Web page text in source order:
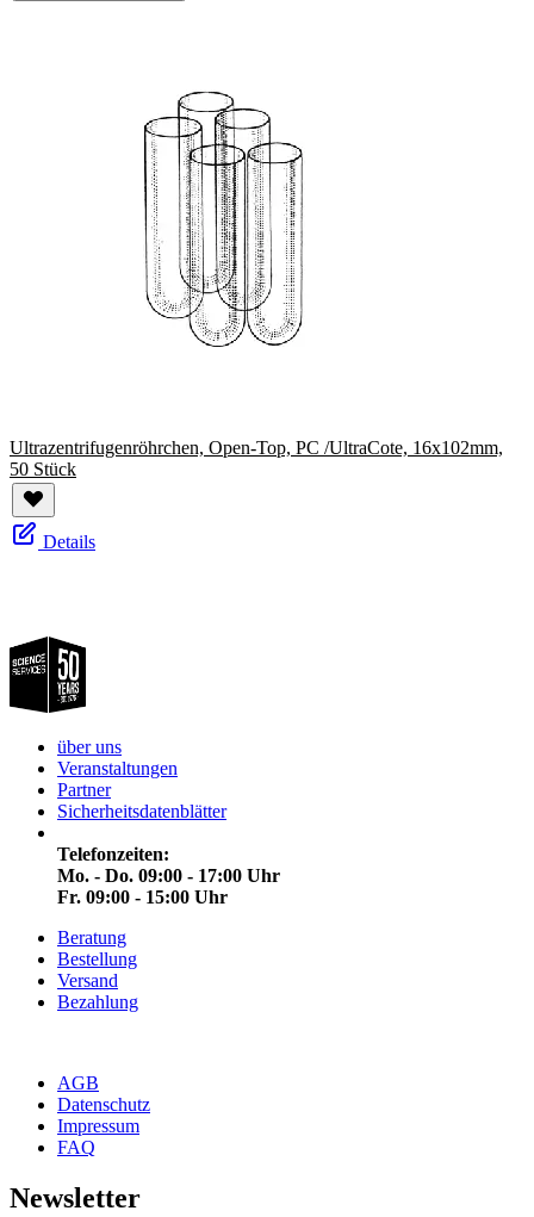
Ultrazentrifugenröhrchen, Open-Top, PC /UltraCote, 16x102mm,
50 Stück
Details
über uns
Veranstaltungen
Partner
Sicherheitsdatenblätter
Telefonzeiten:
Mo. - Do. 09:00 - 17:00 Uhr
Fr. 09:00 - 15:00 Uhr
Beratung
Bestellung
Versand
Bezahlung
AGB
Datenschutz
Impressum
FAQ
Newsletter